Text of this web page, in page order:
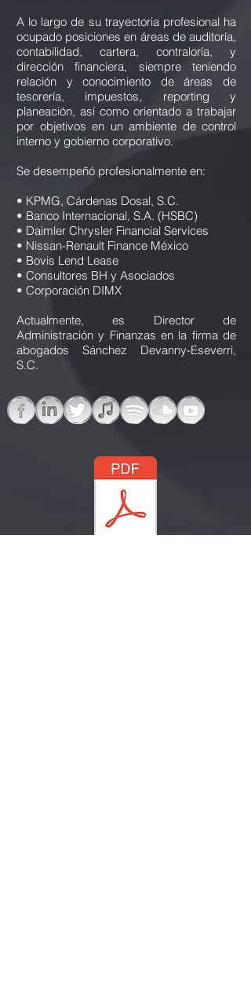
A lo largo de su trayectoria profesional ha
ocupado posiciones en áreas de auditoría,
contabilidad, cartera, contraloría, y
dirección financiera, siempre teniendo
relación y conocimiento de áreas de
tesorería, impuestos, reporting y
planeación, así como orientado a trabajar
por objetivos en un ambiente de control
interno y gobierno corporativo.
Se desempeñó profesionalmente en:
• KPMG, Cárdenas Dosal, S.C.
• Banco Internacional, S.A. (HSBC)
• Daimler Chrysler Financial Services
• Nissan-Renault Finance México
• Bovis Lend Lease
• Consultores BH y Asociados
• Corporación DIMX
Actualmente, es Director de
Administración y Finanzas en la firma de
abogados Sánchez Devanny-Eseverri,
S.C.